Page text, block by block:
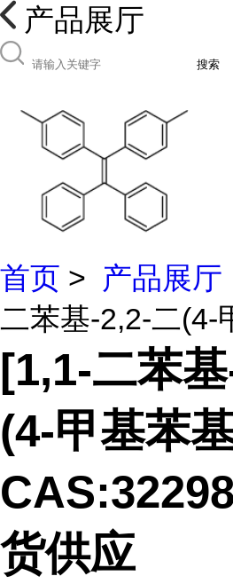
产品展厅
搜索
首页 > 产品展厅
二苯基-2,2-二(4-
[1,1-二苯
(4-甲基苯
货供应